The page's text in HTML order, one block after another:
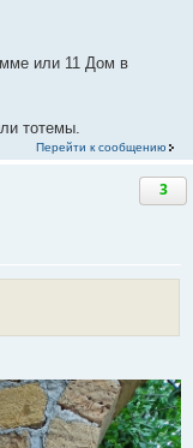
или 11 Дом в
тотемы.
Перейти к сообщению
3